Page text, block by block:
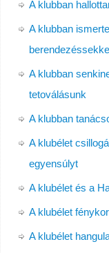
A klubban
A klubban
A klubban
tetoválásunk
A klubban
A klubélet
egyensúlyt
A klubélet és a
A klubélet
A klubélet